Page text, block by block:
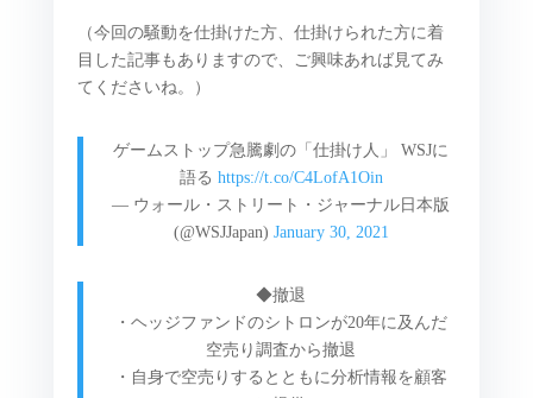
（今回の騒動を仕掛けた方、仕掛けられた方に着
目した記事もありますので、ご興味あれば見てみ
てくださいね。）
ゲームストップ急騰劇の「仕掛け人」 WSJに
語る https://t.co/C4LofA1Oin
— ウォール・ストリート・ジャーナル日本版
(@WSJJapan) January 30, 2021
◆撤退
・ヘッジファンドのシトロンが20年に及んだ
空売り調査から撤退
・自身で空売りするとともに分析情報を顧客